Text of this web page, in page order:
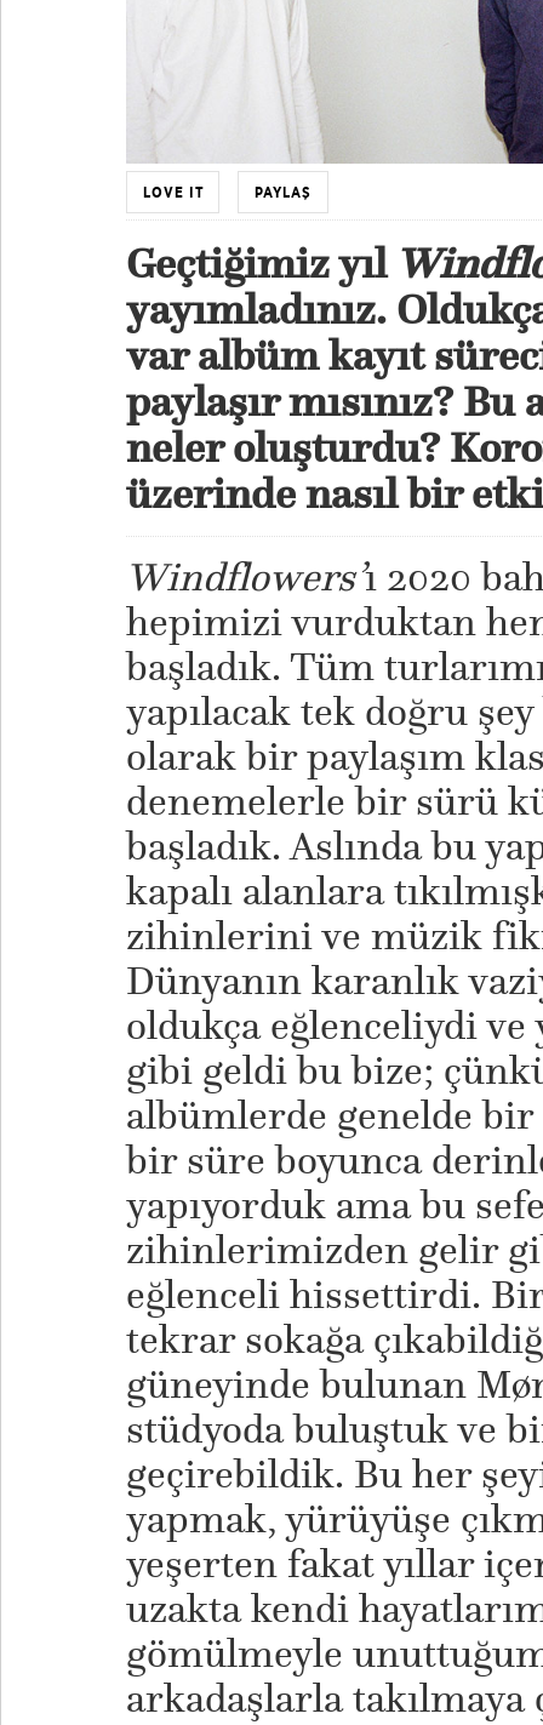
LOVE IT PAYLAŞ
Geçtiğimiz yıl
yayımladınız.
var albüm kayıt
paylaşır mısınız?
neler oluşturdu?
üzerinde nasıl bir
Windflowers’ı 2020
hepimizi vurduktan
başladık. Tüm
yapılacak tek doğru
olarak bir paylaşım
denemelerle bir sürü
başladık. Aslında bu
kapalı alanlara
zihinlerini ve müzik
Dünyanın karanlık
oldukça eğlenceliydi
gibi geldi bu bize;
albümlerde genelde
bir süre boyunca
yapıyorduk ama bu
zihinlerimizden gelir
eğlenceli hissettirdi.
tekrar sokağa
güneyinde bulunan
stüdyoda buluştuk ve
geçirebildik. Bu her
yapmak, yürüyüşe
yeşerten fakat yıllar
uzakta kendi
gömülmeyle
arkadaşlarla takılmaya